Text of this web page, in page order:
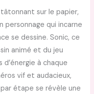
sur le papier,
personnage qui incarne
se dessine. Sonic, ce
animé et du jeu
à chaque
vif et audacieux,
étape se révèle une